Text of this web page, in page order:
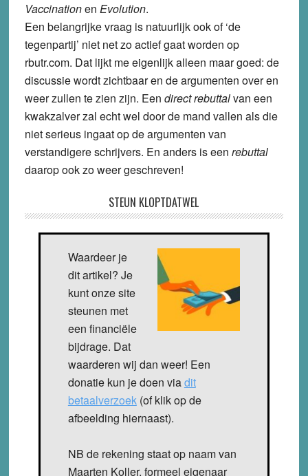
Vaccinationen Evolution.
Een belangrijke vraag is natuurlijk ook of ‘de
tegenpartij’ niet net zo actief gaat worden op
rbutr.com. Dat lijkt me eigenlijk alleen maar goed: de
discussie wordt zichtbaar en de argumenten over en
weer zullen te zien zijn. Een direct rebuttalvan een
kwakzalver zal echt wel door de mand vallen als die
niet serieus ingaat op de argumenten van
verstandigere schrijvers. En anders is een rebuttal
daarop ook zo weer geschreven!
STEUN KLOPTDATWEL
Waardeer je
dit artikel? Je
kunt onze site
steunen met
een financiële
bijdrage. Dat
waarderen wij dan weer! Een
donatie kun je doen viadit
betaalverzoek(of klik op de
afbeelding hiernaast).
NB de rekening staat op naam van
Maarten Koller, formeel eigenaar